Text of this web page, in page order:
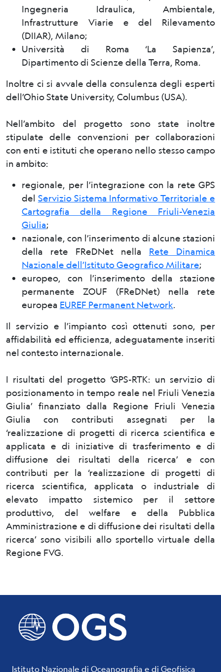
Ingegneria Idraulica, Ambientale,
Infrastrutture Viarie e del Rilevamento
(DIIAR), Milano;
Università di Roma ‘La Sapienza’,
Dipartimento di Scienze della Terra, Roma.
Inoltre ci si avvale della consulenza degli esperti
dell’Ohio State University, Columbus (USA).
Nell’ambito del progetto sono state inoltre
stipulate delle convenzioni per collaborazioni
con enti e istituti che operano nello stesso campo
in ambito:
regionale, per l’integrazione con la rete GPS
del Servizio Sistema Informativo Territoriale e
Cartografia della Regione Friuli-Venezia
Giulia;
nazionale, con l’inserimento di alcune stazioni
della rete FReDNet nella Rete Dinamica
Nazionale dell’Istituto Geografico Militare;
europeo, con l’inserimento della stazione
permanente ZOUF (FReDNet) nella rete
europea EUREF Permanent Network.
Il servizio e l’impianto così ottenuti sono, per
affidabilità ed efficienza, adeguatamente inseriti
nel contesto internazionale.
I risultati del progetto ‘GPS-RTK: un servizio di
posizionamento in tempo reale nel Friuli Venezia
Giulia’ finanziato dalla Regione Friuli Venezia
Giulia con contributi assegnati per la
‘realizzazione di progetti di ricerca scientifica e
applicata e di iniziative di trasferimento e di
diffusione dei risultati della ricerca’ e con
contributi per la ‘realizzazione di progetti di
ricerca scientifica, applicata o industriale di
elevato impatto sistemico per il settore
produttivo, del welfare e della Pubblica
Amministrazione e di diffusione dei risultati della
ricerca’ sono visibili allo sportello virtuale della
Regione FVG.
Istituto Nazionale di Oceanografia e di Geofisica